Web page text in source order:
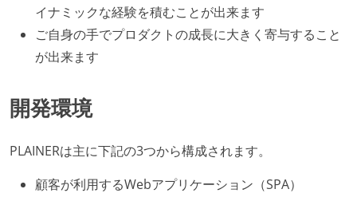
イナミックな経験を積むことが出来ます
ご自身の手でプロダクトの成長に大きく寄与すること
が出来ます
開発環境
PLAINERは主に下記の3つから構成されます。
顧客が利用するWebアプリケーション（SPA）